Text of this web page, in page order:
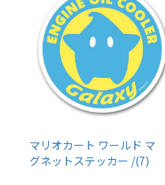
マリオカート ワールド マ
グネットステッカー /(7)